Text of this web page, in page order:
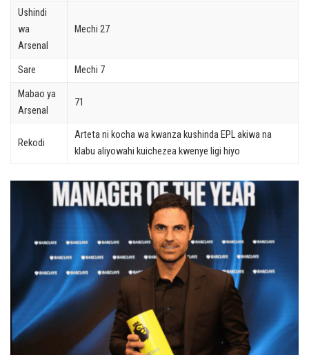
Ushindi
wa
Arsenal
Mechi 27
Sare Mechi 7
Mabao ya
Arsenal
71
Rekodi
Arteta ni kocha wa kwanza kushinda EPL akiwa na
klabu aliyowahi kuichezea kwenye ligi hiyo